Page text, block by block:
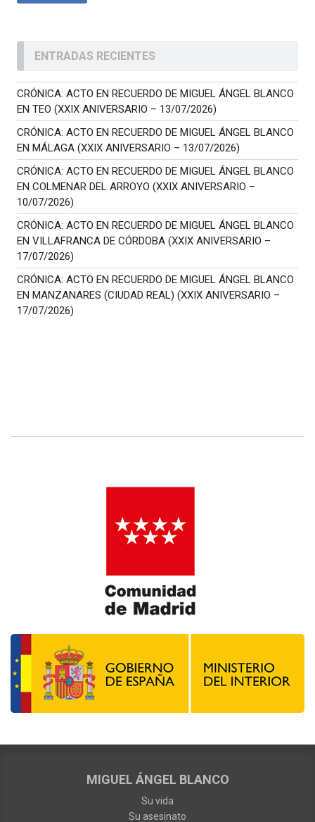
ENTRADAS RECIENTES
CRÓNICA: ACTO EN RECUERDO DE MIGUEL ÁNGEL BLANCO
EN TEO (XXIX ANIVERSARIO – 13/07/2026)
CRÓNICA: ACTO EN RECUERDO DE MIGUEL ÁNGEL BLANCO
EN MÁLAGA (XXIX ANIVERSARIO – 13/07/2026)
CRÓNICA: ACTO EN RECUERDO DE MIGUEL ÁNGEL BLANCO
EN COLMENAR DEL ARROYO (XXIX ANIVERSARIO –
10/07/2026)
CRÓNICA: ACTO EN RECUERDO DE MIGUEL ÁNGEL BLANCO
EN VILLAFRANCA DE CÓRDOBA (XXIX ANIVERSARIO –
17/07/2026)
CRÓNICA: ACTO EN RECUERDO DE MIGUEL ÁNGEL BLANCO
EN MANZANARES (CIUDAD REAL) (XXIX ANIVERSARIO –
17/07/2026)
MIGUEL ÁNGEL BLANCO
Su vida
Su asesinato